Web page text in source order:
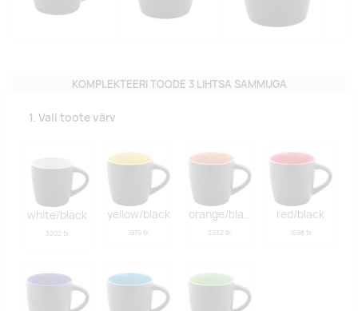
KOMPLEKTEERI TOODE 3 LIHTSA SAMMUGA
1. Vali toote värv
white/black
3202 tk
yellow/black
1979 tk
orange/black
2932 tk
red/black
1698 tk